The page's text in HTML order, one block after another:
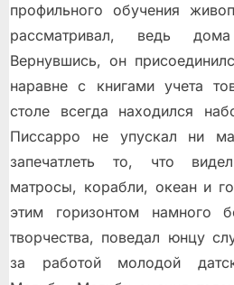
профильного обучения
рассматривал, ведь
Вернувшись, он
наравне с книгами учета
столе всегда находился
Писсарро не упускал ни
запечатлеть то, что
матросы, корабли, океан и
этим горизонтом намного
творчества, поведал юнцу
за работой молодой